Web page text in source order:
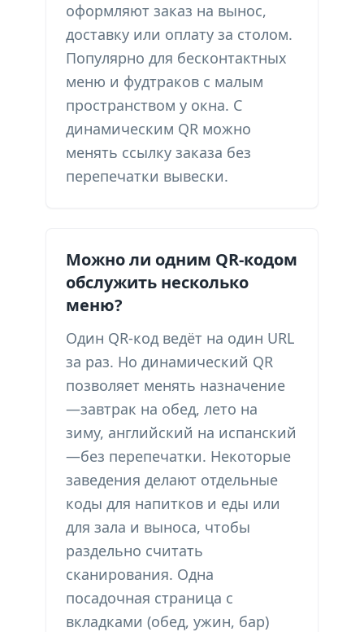
оформляют заказ на вынос,
доставку или оплату за столом.
Популярно для бесконтактных
меню и фудтраков с малым
пространством у окна. С
динамическим QR можно
менять ссылку заказа без
перепечатки вывески.
Можно ли одним QR-кодом
обслужить несколько
меню?
Один QR-код ведёт на один URL
за раз. Но динамический QR
позволяет менять назначение
—завтрак на обед, лето на
зиму, английский на испанский
—без перепечатки. Некоторые
заведения делают отдельные
коды для напитков и еды или
для зала и выноса, чтобы
раздельно считать
сканирования. Одна
посадочная страница с
вкладками (обед, ужин, бар)